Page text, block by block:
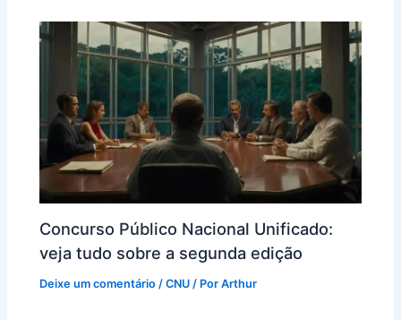
Concurso Público Nacional Unificado:
veja tudo sobre a segunda edição
Deixe um comentário /CNU / PorArthur